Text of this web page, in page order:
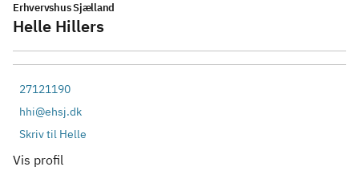
Erhvervshus Sjælland
Helle Hillers
27121190
hhi@ehsj.dk
Skriv til Helle
Vis profil